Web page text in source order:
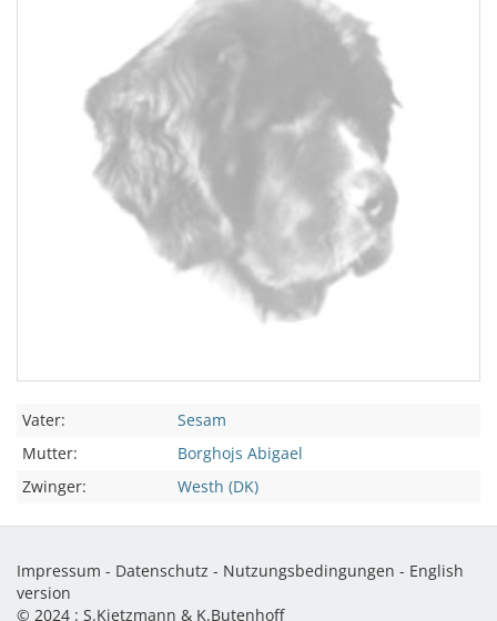
Vater:
Sesam
Mutter:
Borghojs Abigael
Zwinger:
Westh (DK)
Impressum - Datenschutz - Nutzungsbedingungen - English
version
© 2024 : S.Kietzmann & K.Butenhoff